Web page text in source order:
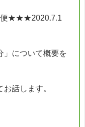
便★★★2020.7.1
」について概要を
話します。